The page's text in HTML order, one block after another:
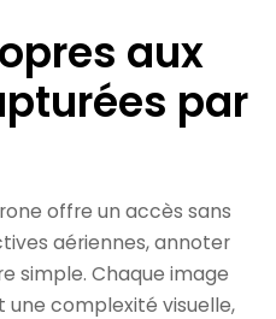
aux
par
offre un accès sans
aériennes, annoter
simple. Chaque image
complexité visuelle,